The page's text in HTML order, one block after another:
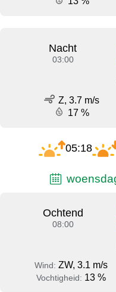
Nacht
03:00
Z, 3.7 m/s
17 %
05:18
Ochtend
08:00
Wind: ZW, 3.1 m/s
Vochtigheid: 13 %